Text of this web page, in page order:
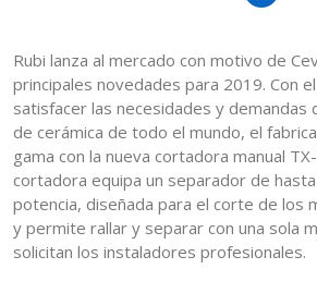
Rubi lanza al mercado con motivo de
principales novedades para 2019. Con
satisfacer las necesidades y demandas
de cerámica de todo el mundo, el
gama con la nueva cortadora manual
cortadora equipa un separador de
potencia, diseñada para el corte de los
y permite rallar y separar con una sola
solicitan los instaladores profesionales.